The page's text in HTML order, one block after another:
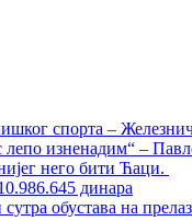
спорта –
изненадим“ –
него бити Ћаци.
динара
обустава на